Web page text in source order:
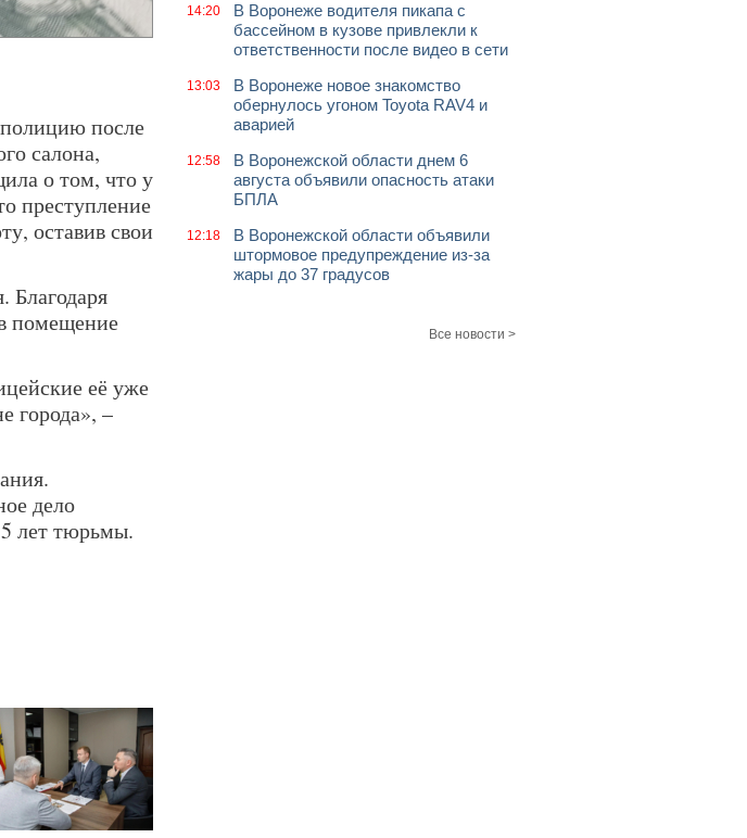
после
салона,
о том, что у
преступление
оставив свои
Благодаря
помещение
её уже
города», –
дело
лет тюрьмы.
14:20
В Воронеже водителя пикапа с
бассейном в кузове привлекли к
ответственности после видео в сети
13:03
В Воронеже новое знакомство
обернулось угоном Toyota RAV4 и
аварией
12:58
В Воронежской области днем 6
августа объявили опасность атаки
БПЛА
12:18
В Воронежской области объявили
штормовое предупреждение из-за
жары до 37 градусов
Все новости >